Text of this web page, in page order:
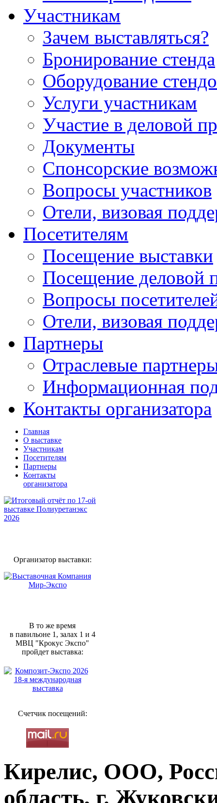
Участникам
Зачем выставляться?
Бронирование стенда
Оборудование
Услуги участникам
Участие в деловой
Документы
Спонсорские
Вопросы участников
Отели, визовая
Посетителям
Посещение выставки
Посещение деловой
Вопросы
Отели, визовая
Партнеры
Отраслевые
Информационная
Контакты организатора
Главная
О выставке
Участникам
Посетителям
Партнеры
Контакты
организатора
Организатор выставки:
В то же время
в павильоне 1, залах 1 и 4
МВЦ "Крокус Экспо"
пройдет выставка:
Счетчик посещений:
Кирелис, ООО,
область, г.